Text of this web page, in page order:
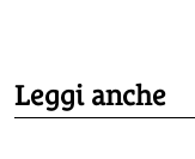
Leggi anche